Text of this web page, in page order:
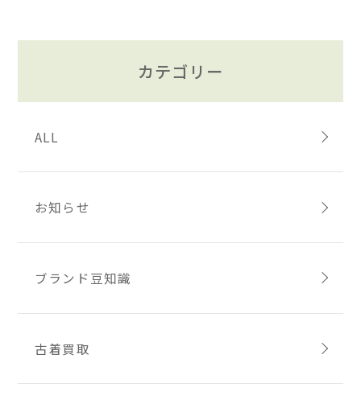
カテゴリー
ALL
お知らせ
ブランド豆知識
古着買取